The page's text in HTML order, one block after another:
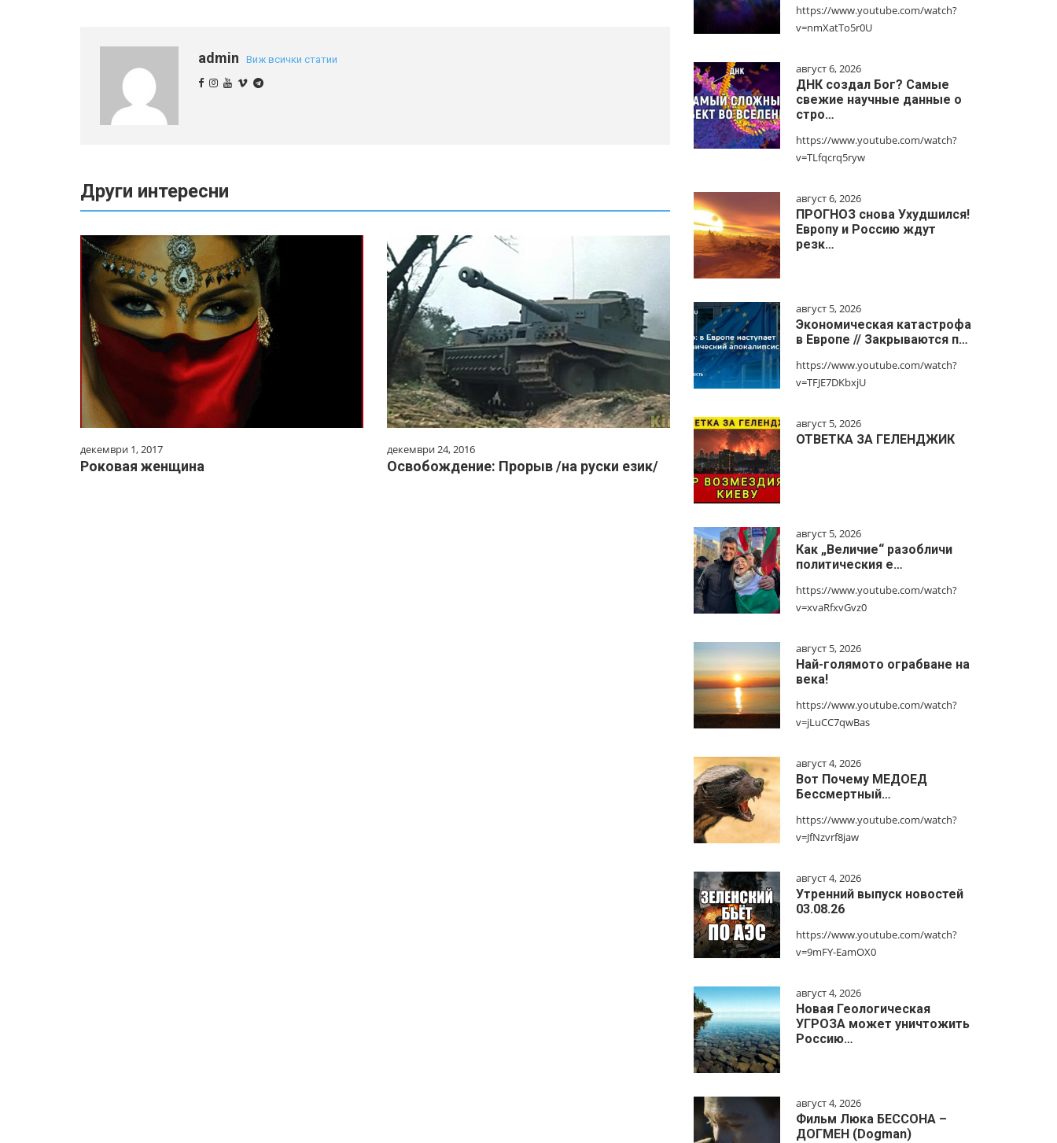
admin Виж всички статии
Други интересни
декември 1, 2017
Роковая женщина
декември 24, 2016
Освобождение: Прорыв /на руски език/
https://www.youtube.com/watch?
v=nmXatTo5r0U
август 6, 2026
ДНК создал Бог? Самые
свежие научные данные о
стро…
https://www.youtube.com/watch?
v=TLfqcrq5ryw
август 6, 2026
ПРОГНОЗ снова Ухудшился!
Европу и Россию ждут
резк…
август 5, 2026
Экономическая катастрофа
в Европе // Закрываются п…
https://www.youtube.com/watch?
v=TFJE7DKbxjU
август 5, 2026
ОТВЕТКА ЗА ГЕЛЕНДЖИК
август 5, 2026
Как „Величие“ разобличи
политическия е…
https://www.youtube.com/watch?
v=xvaRfxvGvz0
август 5, 2026
Най-голямото ограбване на
века!
https://www.youtube.com/watch?
v=jLuCC7qwBas
август 4, 2026
Вот Почему МЕДОЕД
Бессмертный…
https://www.youtube.com/watch?
v=JfNzvrf8jaw
август 4, 2026
Утренний выпуск новостей
03.08.26
https://www.youtube.com/watch?
v=9mFY-EamOX0
август 4, 2026
Новая Геологическая
УГРОЗА может уничтожить
Россию…
август 4, 2026
Фильм Люка БЕССОНА –
ДОГМЕН (Dogman)